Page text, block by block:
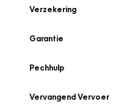
Verzekering
Garantie
Pechhulp
Vervangend Vervoer